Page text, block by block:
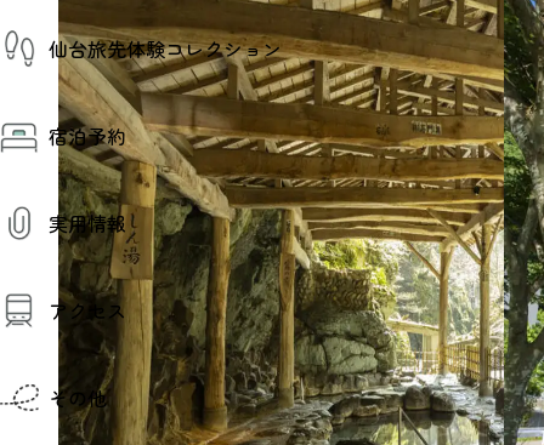
観光スポット
温泉
美味いもの
季節のイベント
プロスポーツチーム・プロオーケストラ
仙台の銘品
仙台夜時間
宿泊施設
仙台観光マップ
仙台旅先体験コレクション
仙台旅先体験コレクション
体験プログラム検索（予約）
体験事業者からのお知らせ
体験トピックス
体験事業者
宿泊予約
宿泊予約
実用情報
観光案内
お役立ち情報
観光アプリ
仙台観光マップ
アクセス
仙台までの経路検索
市内の交通情報
お得なチケット
その他